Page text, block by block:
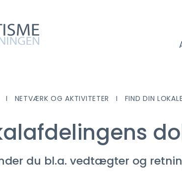
NETVÆRK OG AKTIVITETER FIND DIN
du bl.a. vedtægter og